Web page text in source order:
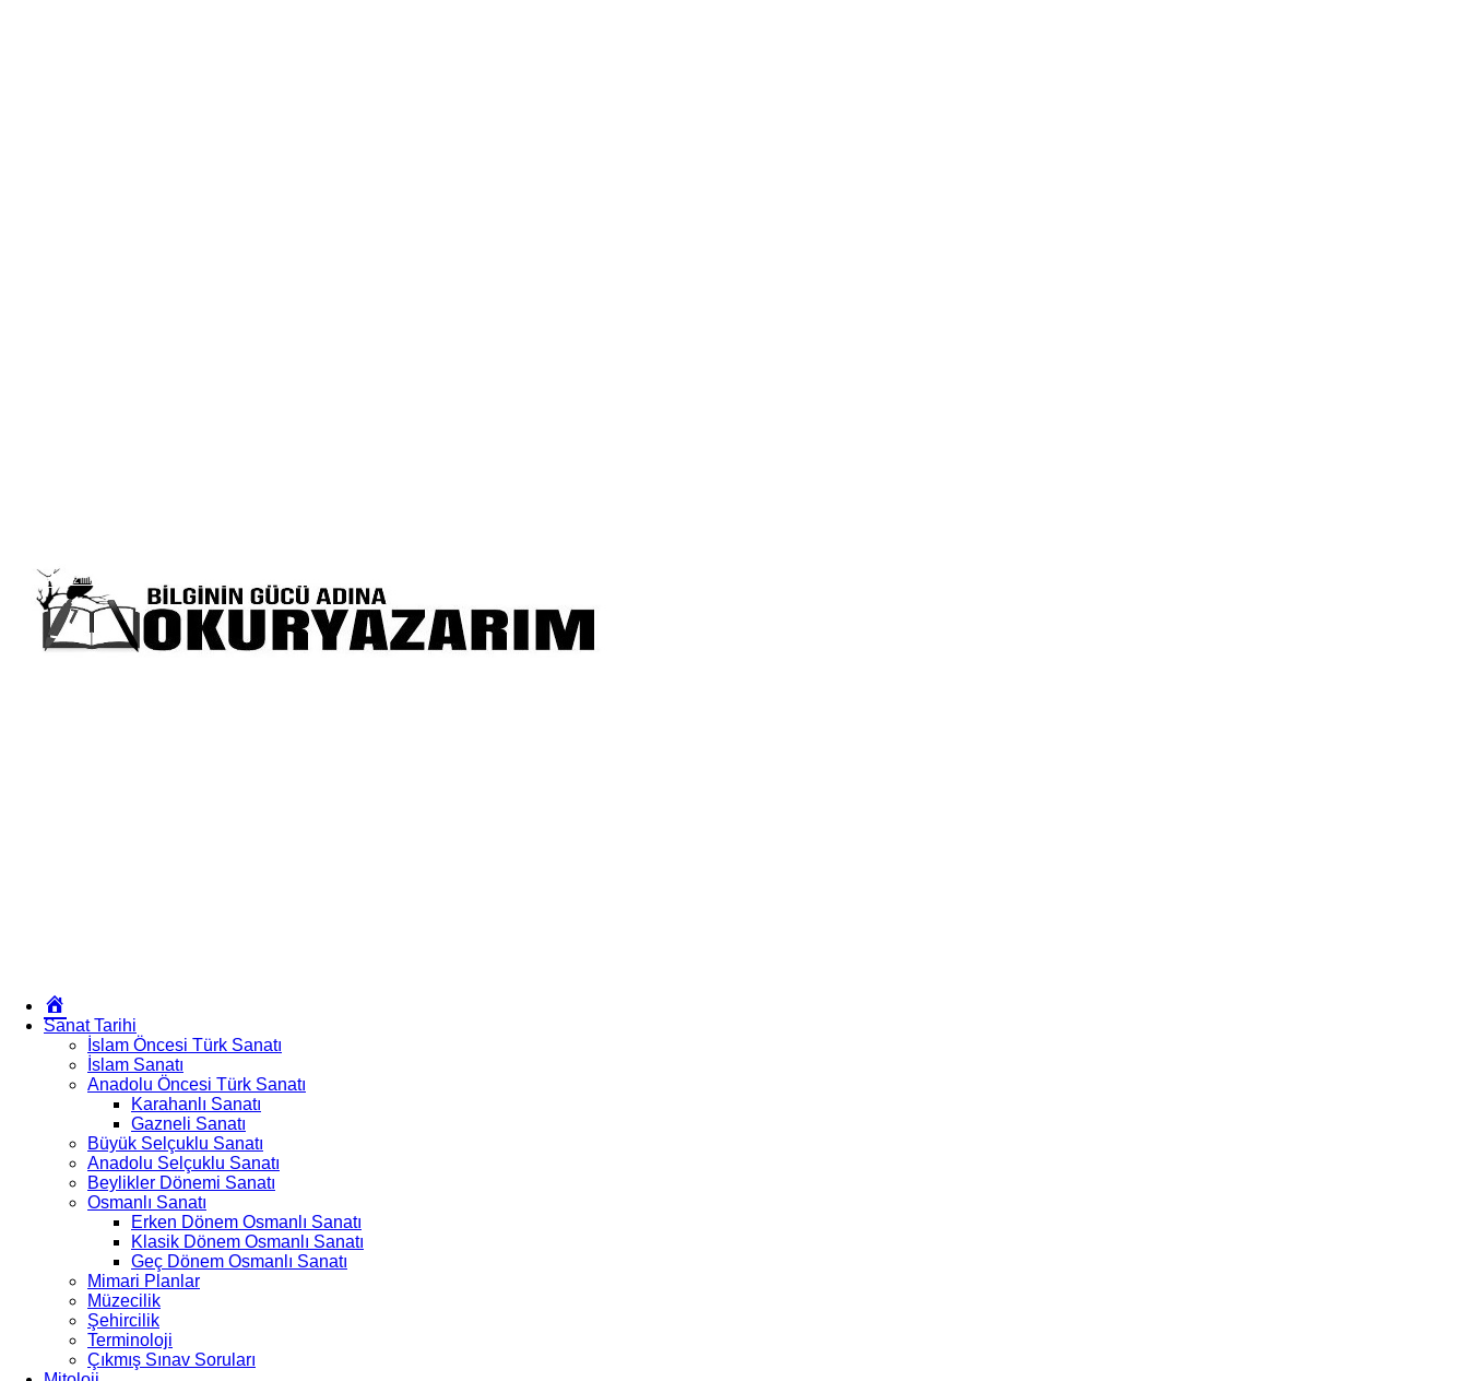
Gizlilik Politikası
Yazarım
Sanat Tarihi
İslam Öncesi Türk Sanatı
İslam Sanatı
Anadolu Öncesi Türk Sanatı
Karahanlı Sanatı
Gazneli Sanatı
Büyük Selçuklu Sanatı
Anadolu Selçuklu Sanatı
Beylikler Dönemi Sanatı
Osmanlı Sanatı
Erken Dönem Osmanlı Sanatı
Klasik Dönem Osmanlı Sanatı
Geç Dönem Osmanlı Sanatı
Mimari Planlar
Müzecilik
Şehircilik
Terminoloji
Çıkmış Sınav Soruları